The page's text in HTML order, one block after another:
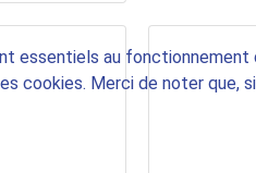
essentiels au
cookies. Merci de noter